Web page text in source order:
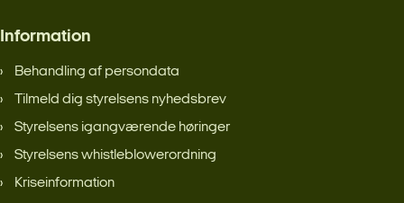
Information
Behandling af persondata
Tilmeld dig styrelsens nyhedsbrev
Styrelsens igangværende høringer
Styrelsens whistleblowerordning
Kriseinformation